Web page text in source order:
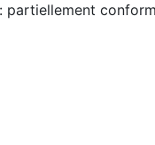
partiellement